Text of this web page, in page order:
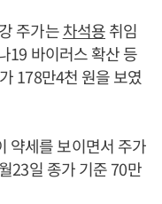
주가는차석용취임
19 바이러스 확산 등
178만4천 원을 보였
약세를 보이면서 주가
23일 종가 기준 70만